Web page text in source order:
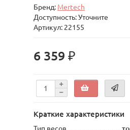
Бренд: Mertech
Доступность: Уточните
Артикул: 22155
6 359 ₽
Краткие характеристики